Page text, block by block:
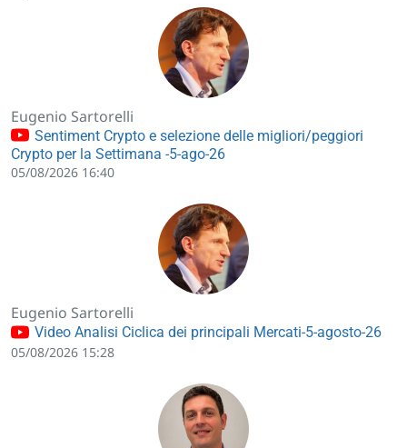
Eugenio Sartorelli
Sentiment Crypto e selezione delle migliori/peggiori
Crypto per la Settimana -5-ago-26
05/08/2026 16:40
Eugenio Sartorelli
Video Analisi Ciclica dei principali Mercati-5-agosto-26
05/08/2026 15:28